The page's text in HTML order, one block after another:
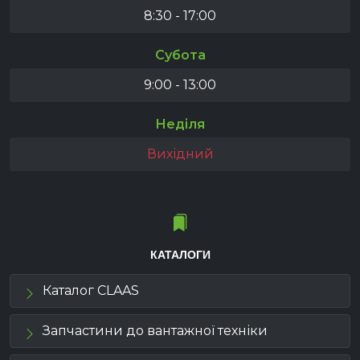
8:30 - 17:00
Субота
9:00 - 13:00
Неділя
Вихідний
КАТАЛОГИ
Каталог CLAAS
Запчастини до вантажної техніки